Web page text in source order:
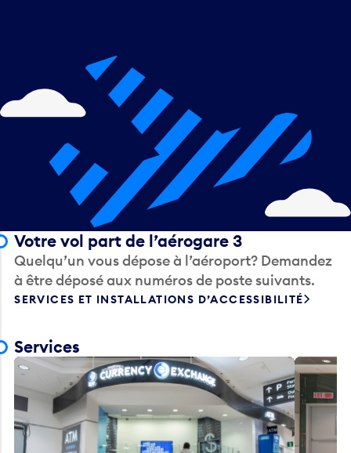
Votre vol part de l’aérogare 3
Quelqu’un vous dépose à l’aéroport? Demandez
à être déposé aux numéros de poste suivants.
SERVICES ET INSTALLATIONS D’ACCESSIBILITÉ
Services